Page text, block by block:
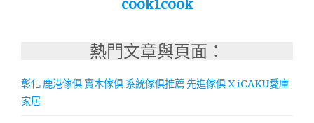
cook1cook
熱門文章與頁面︰
彰化 鹿港傢俱 實木傢俱 系統傢俱推薦 先進傢俱 X iCAKU愛庫
家居